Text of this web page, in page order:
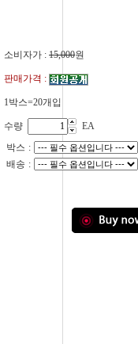
소비자가 : 15,000원
판매가격 :
1박스=20개입
수량
EA
박스 :
배송 :